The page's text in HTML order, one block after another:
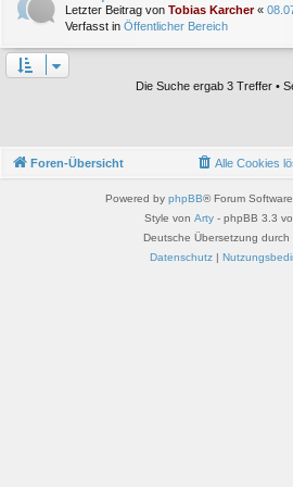
Letzter Beitrag von Tobias Karcher«
Verfasst in Öffentlicher Bereich
Die Suche ergab 3 Treffer •
Foren-Übersicht Alle Cookies
Powered by phpBB® Forum
Style von Arty - phpBB 3.3
Deutsche Übersetzung durch
Datenschutz|